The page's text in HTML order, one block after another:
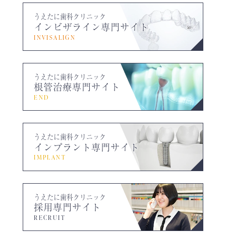
うえたに歯科クリニック
インビザライン専門サイト
INVISALIGN
うえたに歯科クリニック
根管治療専門サイト
END
うえたに歯科クリニック
インプラント専門サイト
IMPLANT
うえたに歯科クリニック
採用専門サイト
RECRUIT